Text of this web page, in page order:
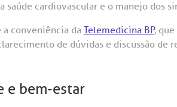
saúde cardiovascular e o manejo dos
conveniência da Telemedicina BP,
de dúvidas e discussão de
e bem-estar